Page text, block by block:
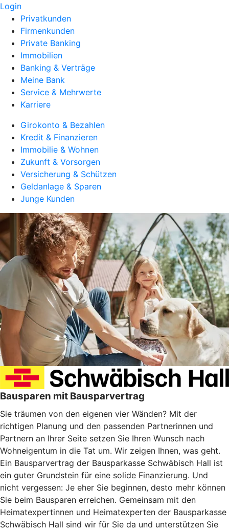
Login
Privatkunden
Firmenkunden
Private Banking
Immobilien
Banking & Verträge
Meine Bank
Service & Mehrwerte
Karriere
Girokonto & Bezahlen
Kredit & Finanzieren
Immobilie & Wohnen
Zukunft & Vorsorgen
Versicherung & Schützen
Geldanlage & Sparen
Junge Kunden
Bausparen mit Bausparvertrag
Sie träumen von den eigenen vier Wänden? Mit der
richtigen Planung und den passenden Partnerinnen und
Partnern an Ihrer Seite setzen Sie Ihren Wunsch nach
Wohneigentum in die Tat um. Wir zeigen Ihnen, was geht.
Ein Bausparvertrag der Bausparkasse Schwäbisch Hall ist
ein guter Grundstein für eine solide Finanzierung. Und
nicht vergessen: Je eher Sie beginnen, desto mehr können
Sie beim Bausparen erreichen. Gemeinsam mit den
Heimatexpertinnen und Heimatexperten der Bausparkasse
Schwäbisch Hall sind wir für Sie da und unterstützen Sie